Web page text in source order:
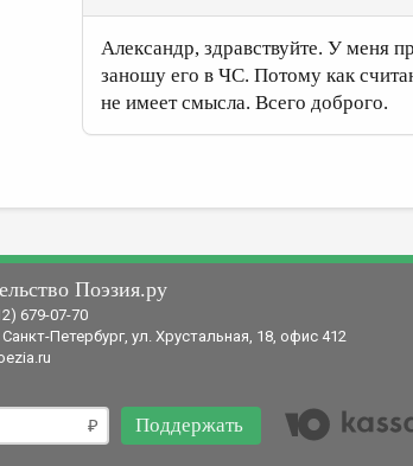
Александр, здравствуйте. У меня
заношу его в ЧС. Потому как
не имеет смысла. Всего доброго.
Поэзия.ру
679-07-70
Санкт-Петербург, ул. Хрустальная, 18, офис 412
Поддержать